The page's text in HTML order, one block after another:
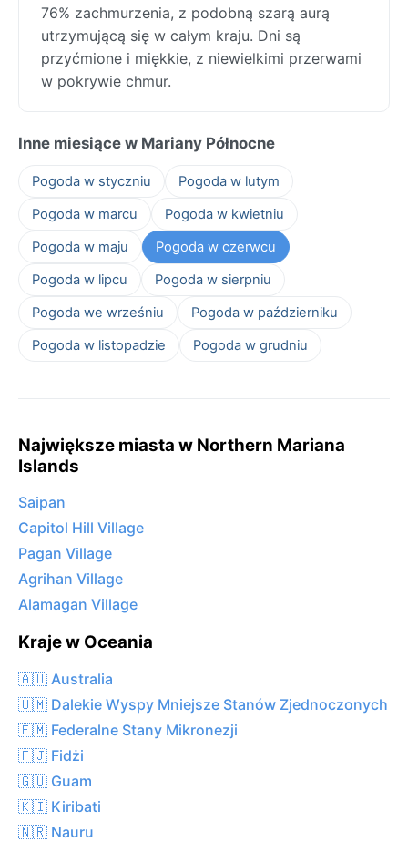
76% zachmurzenia, z podobną szarą aurą
utrzymującą się w całym kraju. Dni są
przyćmione i miękkie, z niewielkimi przerwami
w pokrywie chmur.
Inne miesiące w Mariany Północne
Pogoda w styczniu
Pogoda w lutym
Pogoda w marcu
Pogoda w kwietniu
Pogoda w maju
Pogoda w czerwcu
Pogoda w lipcu
Pogoda w sierpniu
Pogoda we wrześniu
Pogoda w październiku
Pogoda w listopadzie
Pogoda w grudniu
Największe miasta w Northern Mariana
Islands
Saipan
Capitol Hill Village
Pagan Village
Agrihan Village
Alamagan Village
Kraje w Oceania
🇦🇺 Australia
🇺🇲 Dalekie Wyspy Mniejsze Stanów Zjednoczonych
🇫🇲 Federalne Stany Mikronezji
🇫🇯 Fidżi
🇬🇺 Guam
🇰🇮 Kiribati
🇳🇷 Nauru